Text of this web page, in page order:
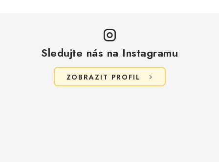
Sledujte nás na Instagramu
ZOBRAZIT PROFIL